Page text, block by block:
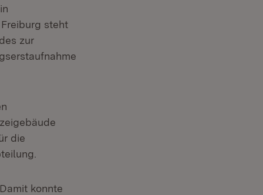
steht
zur
die
konnte